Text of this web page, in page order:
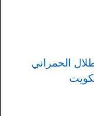
الحمراني